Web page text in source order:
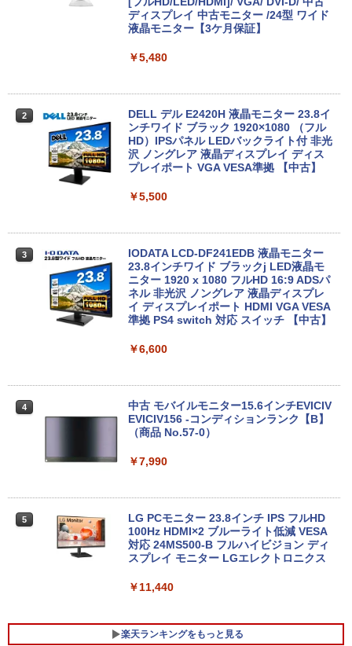
￥5,990
ラック
￥14,990
【2026年アップグレード版】AOKIMI ワイヤ
セリング 自動ペアリング Type-C充電 マイク
付き 防水 タッチ式音量調整 スポーツ/通勤/通
学/WEB会議(ホワイト)
￥1,964
Xiaomi シャオミ REDMI Buds 8 Lite ワイヤ
￥3,480
[Explicit]
￥250
On My Road (Stadium ver.)
On My Road (Stadium ver.)
￥250
富士山の天然水 バナジウム含有 水 ミネラル
ウォーター ペットボトル 静岡県産 500ミリリ
by Amazon 天然水ラベルレス 2L×9本
￥1,117
￥1,625
コカ・コーラ やかんの麦茶 from 爽健美茶 ラ
ベルレス 650mlPET×24本
￥2,009
エース)
クスDIGITAL)
￥594
HUNTER×HUNTER モノクロ版 39 (ジャンプ
スーパーの裏でヤニ吸うふたり 9巻 (デジタル
版ビッグガンガンコミックス)
4GB eMM搭載 Google ChromeOS 中古
パソコン ノートPC【送料無料】【1年保
【★最大100%ポイント】【新生活応援・
2026】【Office 2019 H&B】富士通 MU
937/Celeron 3865U/メモリ:4GB/8GB/S
SD:128GB/256GB/512GB/1TB/13.3型/
パソコン/モバイルPC/Windows11
【2in1 タブレット PC フル】高性能 富士
通 ARROWS Tab R727 第7世代 Core i5
12.5型 WEBカメラ Windows11 搭載 モ
バイル PC メモリ 4GB ストレージ 128G
3.0 パソコン 中古PC 中古ノートパソコ
￥12,999
古ノートパソコン 第8世代 Core i5 Wind
ルチ NEC VersaPro VKT16X-2 初期設定
済 すぐ使える 90日保証 送料無料
￥21,980
579/749 Windows11 第八世代Corei5 1
5.6型大画面 メモリ8GB 秒速起動新品SS
710e Small | Windows11 | デスクトップ
￥9,980
Windows11 | デスクトップ | 一年保証 |
￥15,000
NEC MRM29/L-5 PC-MRM29LZ6ACS5
SSD) DisplayPort x2/アナログRGB出力
￥27,000
【期間限定P15倍+最大10%OFFクーポ
送料無料 中古デスクトップパソコン 中古
パソコン デスクトップパソコン デスクト
ップ PC OFFICE付き
ディスプレイ 中古モニター /24型 ワイド
液晶モニター【3ケ月保証】
￥5,480
2
DELL デル E2420H 液晶モニター 23.8イ
ンチワイド ブラック 1920×1080 （フル
HD）IPSパネル LEDバックライト付 非光
沢 ノングレア 液晶ディスプレイ ディス
プレイポート VGA VESA準拠 【中古】
￥5,500
3
IODATA LCD-DF241EDB 液晶モニター
23.8インチワイド ブラックj LED液晶モ
ニター 1920 x 1080 フルHD 16:9 ADSパ
ネル 非光沢 ノングレア 液晶ディスプレ
イ ディスプレイポート HDMI VGA VESA
準拠 PS4 switch 対応 スイッチ 【中古】
￥6,600
4
中古 モバイルモニター15.6インチEVICIV
EVICIV156 -コンディションランク【B】
（商品 No.57-0）
￥7,990
5
LG PCモニター 23.8インチ IPS フルHD
100Hz HDMI×2 ブルーライト低減 VESA
対応 24MS500-B フルハイビジョン ディ
スプレイ モニター LGエレクトロニクス
￥11,440
楽天ランキングをもっと見る